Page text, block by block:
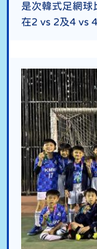
是次韓式足網球
在2 vs 2及4 vs